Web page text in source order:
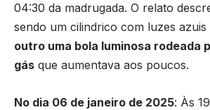
04:30 da madrugada. O relato
sendo um cilindrico com luzes
outro uma bola luminosa rodeada
gás que aumentava aos poucos.
No dia 06 de janeiro de 2025: Às